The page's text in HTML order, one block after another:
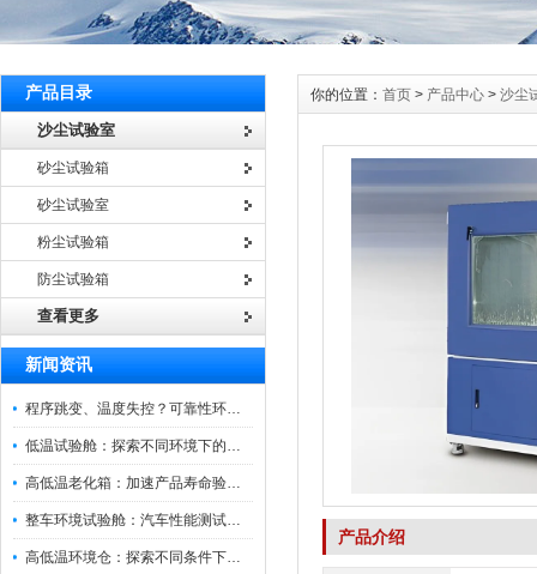
产品目录
沙尘试验室
砂尘试验箱
砂尘试验室
粉尘试验箱
防尘试验箱
查看更多
新闻资讯
程序跳变、温度失控？可靠性环境试验箱控制系统故障处理
低温试验舱：探索不同环境下的科技边界
高低温老化箱：加速产品寿命验证的可靠伙伴
整车环境试验舱：汽车性能测试的设备
高低温环境仓：探索不同条件下的科学奥秘
你的位置： 首页 > 产品中心 > 沙尘
产品介绍